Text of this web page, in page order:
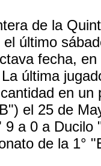
de la
último
fecha, en
última
en un
el 25 de
a 0 a Ducilo
de la 1°